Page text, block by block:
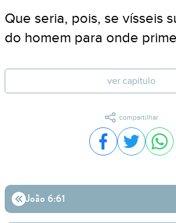
Que seria, pois, se vísseis
do homem para onde
ver capítulo
compartilhar
Compartilhar no
João 6:61